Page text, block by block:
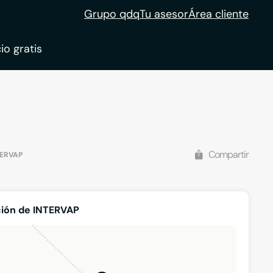
Grupo qdqTu asesorÁrea cliente
gratis
Compartir
de INTERVAP